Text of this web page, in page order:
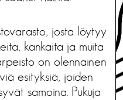
josta löytyy
kankaita ja muita
on olennainen
esityksiä, joiden
samoina. Pukuja